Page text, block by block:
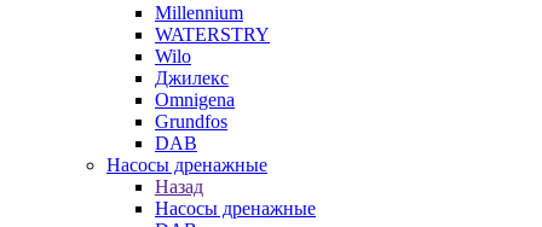
Millennium
WATERSTRY
Wilo
Джилекс
Omnigena
Grundfos
DAB
Насосы дренажные
Назад
Насосы дренажные